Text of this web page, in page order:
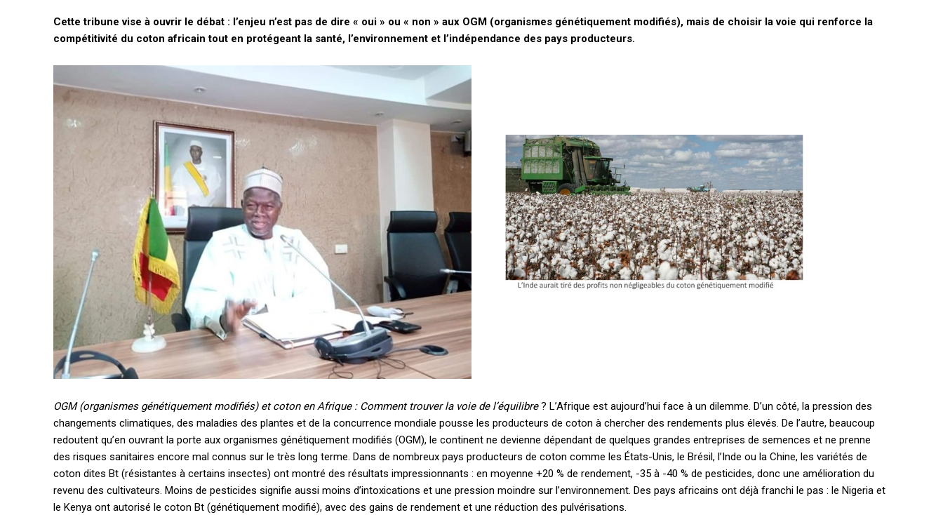
Cette tribune vise à ouvrir le débat : l’enjeu n’est pas de dire « oui » ou « non » aux OGM (organismes génétiquement modifiés), mais de choisir la voie qui renforce la
compétitivité du coton africain tout en protégeant la santé, l’environnement et l’indépendance des pays producteurs.
OGM (organismes génétiquement modifiés) et coton en Afrique : Comment trouver la voie de l’équilibre? L’Afrique est aujourd’hui face à un dilemme. D’un côté, la pression des
changements climatiques, des maladies des plantes et de la concurrence mondiale pousse les producteurs de coton à chercher des rendements plus élevés. De l’autre, beaucoup
redoutent qu’en ouvrant la porte aux organismes génétiquement modifiés (OGM), le continent ne devienne dépendant de quelques grandes entreprises de semences et ne prenne
des risques sanitaires encore mal connus sur le très long terme. Dans de nombreux pays producteurs de coton comme les États-Unis, le Brésil, l’Inde ou la Chine, les variétés de
coton dites Bt (résistantes à certains insectes) ont montré des résultats impressionnants : en moyenne +20 % de rendement, -35 à -40 % de pesticides, donc une amélioration du
revenu des cultivateurs. Moins de pesticides signifie aussi moins d’intoxications et une pression moindre sur l’environnement. Des pays africains ont déjà franchi le pas : le Nigeria et
le Kenya ont autorisé le coton Bt (génétiquement modifié), avec des gains de rendement et une réduction des pulvérisations.